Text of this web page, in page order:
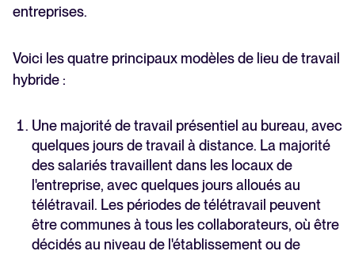
entreprises.
Voici les quatre principaux modèles de lieu de travail
hybride :
Une majorité de travail présentiel au bureau, avec
quelques jours de travail à distance. La majorité
des salariés travaillent dans les locaux de
l'entreprise, avec quelques jours alloués au
télétravail. Les périodes de télétravail peuvent
être communes à tous les collaborateurs, où être
décidés au niveau de l'établissement ou de